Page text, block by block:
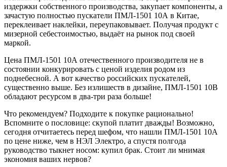
издержки собственного производства, закупает компоненты, а
зачастую полностью пускатели ПМЛ-1501 10А в Китае,
переклеивает наклейки, переупаковывает. Получая продукт с
мизерной себестоимостью, выдаёт на рынок под своей
маркой.
Цена ПМЛ-1501 10А отечественного производителя не в
состоянии конкурировать с ценой изделия родом из
поднебесной. А вот качество российских пускателей,
существенно выше. Без излишеств в дизайне, ПМЛ-1501 10В
обладают ресурсом в два-три раза больше!
Что рекомендуем? Подходите к покупке рационально!
Вспомните о пословице: скупой платит дважды! Возможно,
сегодня отчитаетесь перед шефом, что нашли ПМЛ-1501 10А
по цене ниже, чем в НЭЛ Электро, а спустя полгода
руководство тыкнет носом: купил брак. Стоит ли мнимая
экономия ваших нервов?